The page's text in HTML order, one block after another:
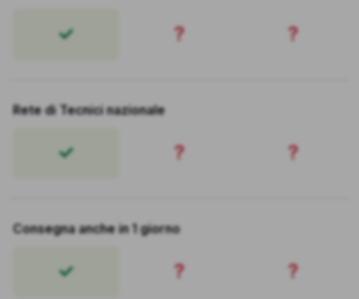
? ?
Rete di Tecnici nazionale
? ?
Consegna anche in 1 giorno
? ?